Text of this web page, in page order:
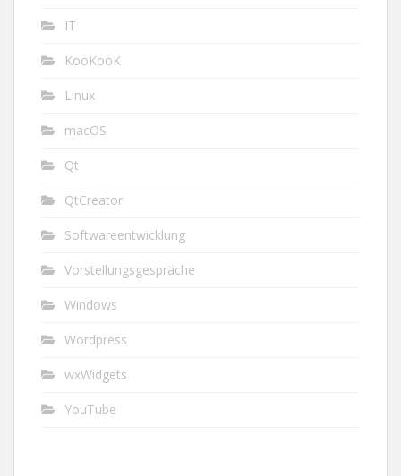
IT
KooKooK
Linux
macOS
Qt
QtCreator
Softwareentwicklung
Vorstellungsgespräche
Windows
Wordpress
wxWidgets
YouTube